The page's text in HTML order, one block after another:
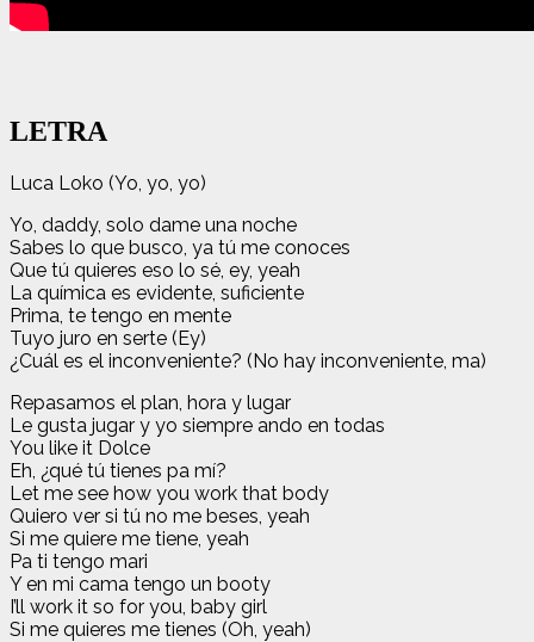
LETRA
Luca Loko (Yo, yo, yo)
Yo, daddy, solo dame una noche
Sabes lo que busco, ya tú me conoces
Que tú quieres eso lo sé, ey, yeah
La química es evidente, suficiente
Prima, te tengo en mente
Tuyo juro en serte (Ey)
¿Cuál es el inconveniente? (No hay inconveniente, ma)
Repasamos el plan, hora y lugar
Le gusta jugar y yo siempre ando en todas
You like it Dolce
Eh, ¿qué tú tiеnes pa mí?
Let me see how you work that body
Quiеro ver si tú no me beses, yeah
Si me quiere me tiene, yeah
Pa ti tengo mari
Y en mi cama tengo un booty
I’ll work it so for you, baby girl
Si me quieres me tienes (Oh, yeah)